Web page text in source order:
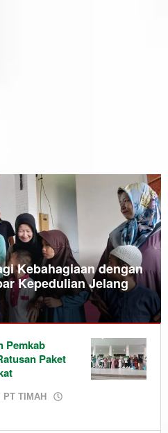
Kebahagiaan dengan
Kepedulian Jelang
Pemkab
Paket
PT TIMAH